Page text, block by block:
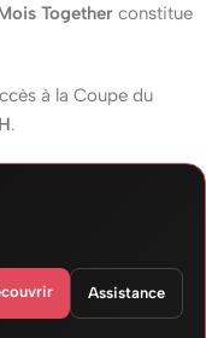
Together constitue
à la Coupe du
.
Assistance